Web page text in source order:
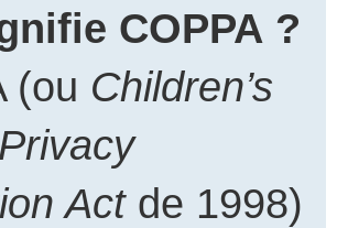
COPPA ?
(ou Children’s
Actde 1998)